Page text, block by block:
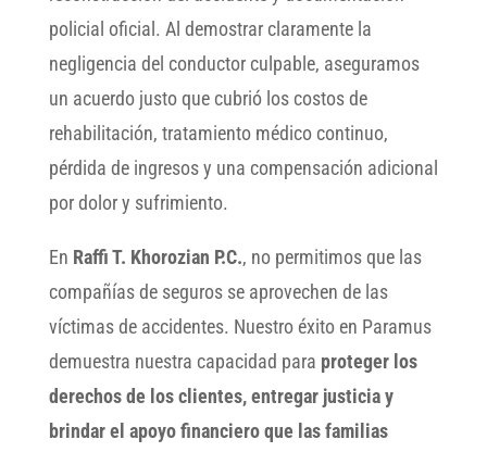
policial oficial. Al demostrar claramente la
negligencia del conductor culpable, aseguramos
un acuerdo justo que cubrió los costos de
rehabilitación, tratamiento médico continuo,
pérdida de ingresos y una compensación adicional
por dolor y sufrimiento.
En Raffi T. Khorozian P.C., no permitimos que las
compañías de seguros se aprovechen de las
víctimas de accidentes. Nuestro éxito en Paramus
demuestra nuestra capacidad para proteger los
derechos de los clientes, entregar justicia y
brindar el apoyo financiero que las familias